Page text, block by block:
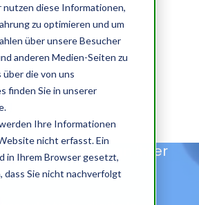
nutzen diese Informationen,
zu optimieren und um
über unsere Besucher
anderen Medien-Seiten zu
die von uns
finden Sie in unserer
Ihre Informationen
nicht erfasst. Ein
in Ihrem Browser gesetzt,
dass Sie nicht nachverfolgt
Elke
MEDIEN
WIRTZ
starker Partner an Ihrer
Seite für: